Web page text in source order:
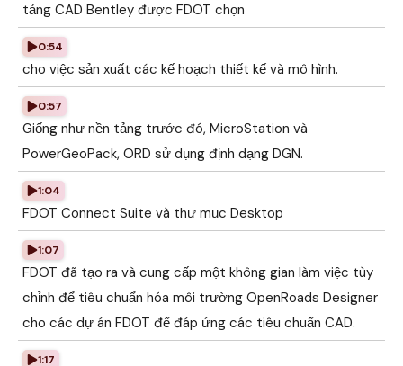
tảng CAD Bentley được FDOT chọn
0:54
cho việc sản xuất các kế hoạch thiết kế và mô hình.
0:57
Giống như nền tảng trước đó, MicroStation và
PowerGeoPack, ORD sử dụng định dạng DGN.
1:04
FDOT Connect Suite và thư mục Desktop
1:07
FDOT đã tạo ra và cung cấp một không gian làm việc tùy
chỉnh để tiêu chuẩn hóa môi trường OpenRoads Designer
cho các dự án FDOT để đáp ứng các tiêu chuẩn CAD.
1:17